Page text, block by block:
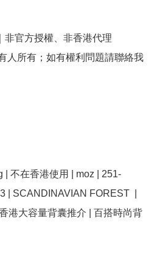
非官方授權、非香港代理
人所有；如有權利問題請聯絡我
| 不在香港使用 | moz | 251-
| SCANDINAVIAN FOREST  |
港大容量背囊推介 | 百搭時尚背